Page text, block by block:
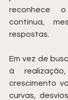
reconhece
continua,
respostas.
Em vez de
à
crescimento
curvas,